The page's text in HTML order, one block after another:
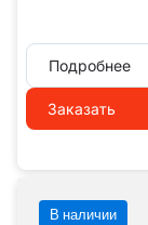
Подробнее
Заказать
В наличии